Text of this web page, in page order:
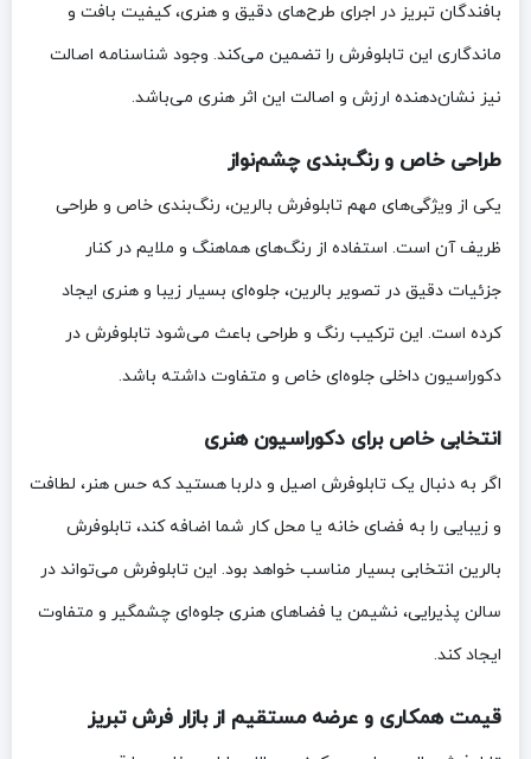
بافندگان تبریز در اجرای طرح‌های دقیق و هنری، کیفیت بافت و
ماندگاری این تابلوفرش را تضمین می‌کند. وجود شناسنامه اصالت
نیز نشان‌دهنده ارزش و اصالت این اثر هنری می‌باشد.
طراحی خاص و رنگ‌بندی چشم‌نواز
یکی از ویژگی‌های مهم تابلوفرش بالرین، رنگ‌بندی خاص و طراحی
ظریف آن است. استفاده از رنگ‌های هماهنگ و ملایم در کنار
جزئیات دقیق در تصویر بالرین، جلوه‌ای بسیار زیبا و هنری ایجاد
کرده است. این ترکیب رنگ و طراحی باعث می‌شود تابلوفرش در
دکوراسیون داخلی جلوه‌ای خاص و متفاوت داشته باشد.
انتخابی خاص برای دکوراسیون هنری
اگر به دنبال یک تابلوفرش اصیل و دلربا هستید که حس هنر، لطافت
و زیبایی را به فضای خانه یا محل کار شما اضافه کند، تابلوفرش
بالرین انتخابی بسیار مناسب خواهد بود. این تابلوفرش می‌تواند در
سالن پذیرایی، نشیمن یا فضاهای هنری جلوه‌ای چشمگیر و متفاوت
ایجاد کند.
قیمت همکاری و عرضه مستقیم از بازار فرش تبریز